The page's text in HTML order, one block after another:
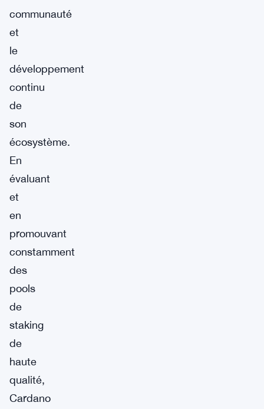
communauté
et
le
développement
continu
de
son
écosystème.
En
évaluant
et
en
promouvant
constamment
des
pools
de
staking
de
haute
qualité,
Cardano